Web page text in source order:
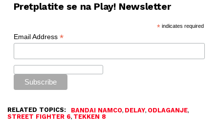
Pretplatite se na Play! Newsletter
*indicates required
Email Address *
RELATED TOPICS: BANDAI NAMCO, DELAY, ODLAGANJE,
STREET FIGHTER 6, TEKKEN 8